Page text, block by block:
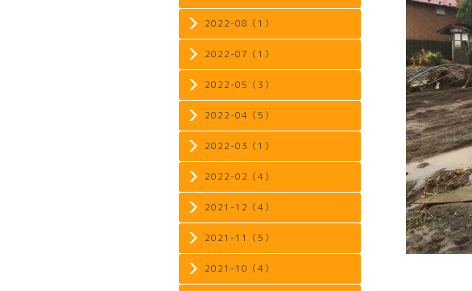
2022-08（1）
2022-07（1）
2022-05（3）
2022-04（5）
2022-03（1）
2022-02（4）
2021-12（4）
2021-11（5）
2021-10（4）